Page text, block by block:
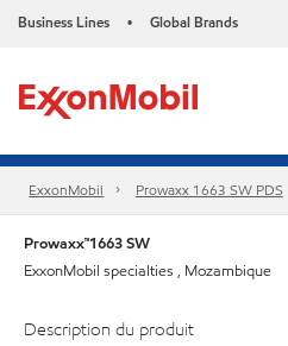
Business Lines • Global Brands
ExxonMobil Prowaxx 1663 SW PDS
Prowaxx™1663 SW
ExxonMobil specialties , Mozambique
Description du produit